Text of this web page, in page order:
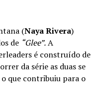
(Naya Rivera)
de “Glee”.A
é construído de
da série as duas se
que contribuiu para o